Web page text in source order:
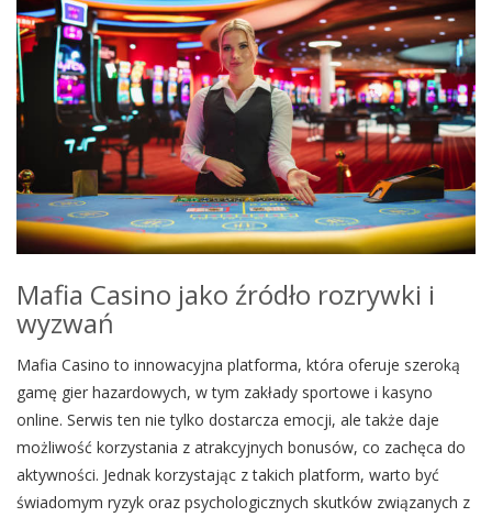
Mafia Casino jako źródło rozrywki i
wyzwań
Mafia Casino to innowacyjna platforma, która oferuje szeroką
gamę gier hazardowych, w tym zakłady sportowe i kasyno
online. Serwis ten nie tylko dostarcza emocji, ale także daje
możliwość korzystania z atrakcyjnych bonusów, co zachęca do
aktywności. Jednak korzystając z takich platform, warto być
świadomym ryzyk oraz psychologicznych skutków związanych z